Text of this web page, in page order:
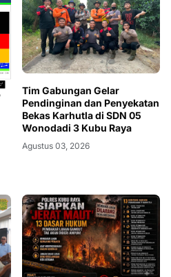
Tim Gabungan Gelar
Pendinginan dan Penyekatan
Bekas Karhutla di SDN 05
Wonodadi 3 Kubu Raya
Agustus 03, 2026